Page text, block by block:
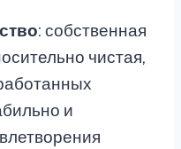
: собственная
чистая,
и